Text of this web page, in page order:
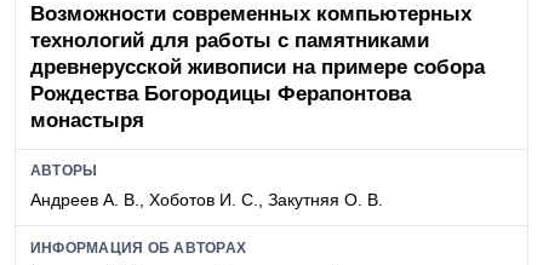
Возможности современных компьютерных
технологий для работы с памятниками
древнерусской живописи на примере собора
Рождества Богородицы Ферапонтова
монастыря
АВТОРЫ
Андреев А. В., Хоботов И. С., Закутняя О. В.
ИНФОРМАЦИЯ ОБ АВТОРАХ